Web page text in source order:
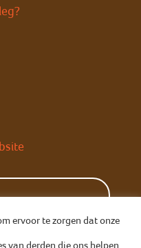
ervoor te zorgen dat onze
van derden die ons helpen